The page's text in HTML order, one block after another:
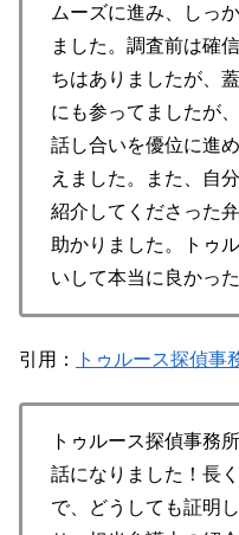
ムーズに進み、しっ
ました。調査前は確
ちはありましたが、
にも参ってましたが
話し合いを優位に進
えました。また、自
紹介してくださった
助かりました。トゥ
いして本当に良かった
引用： トゥルース探偵事
トゥルース探偵事務
話になりました！長
で、どうしても証明